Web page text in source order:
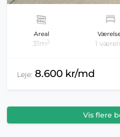
Areal
31m2 1
Leje: 8.600 kr/md
Vis flere